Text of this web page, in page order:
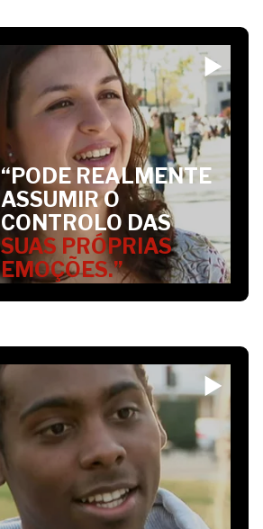
“PODE REALMENTE
ASSUMIR O
CONTROLO DAS
SUAS PRÓPRIAS
EMOÇÕES.”